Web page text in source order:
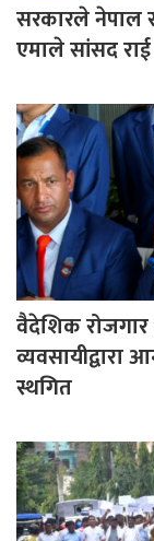
सरकारले नेपाल
एमाले सांसद राई
वैदेशिक रोजगार
व्यवसायीद्वारा
स्थगित